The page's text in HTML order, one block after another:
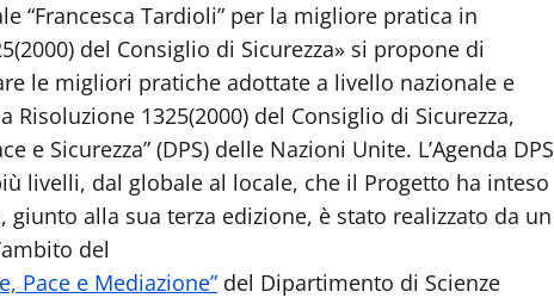
“Francesca Tardioli” per la migliore pratica in
del Consiglio di Sicurezza» si propone di
le migliori pratiche adottate a livello nazionale e
1325(2000) del Consiglio di Sicurezza,
e Sicurezza” (DPS) delle Nazioni Unite. L’Agenda DPS
livelli, dal globale al locale, che il Progetto ha inteso
giunto alla sua terza edizione, è stato realizzato da un
del
Pace e Mediazione” del Dipartimento di Scienze